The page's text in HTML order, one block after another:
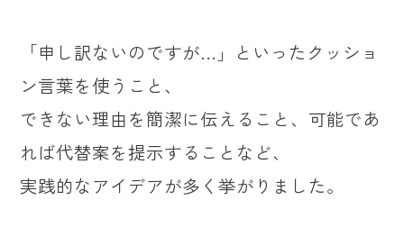
「申し訳ないのですが…」といったクッショ
ン言葉を使うこと、
できない理由を簡潔に伝えること、可能であ
れば代替案を提示することなど、
実践的なアイデアが多く挙がりました。